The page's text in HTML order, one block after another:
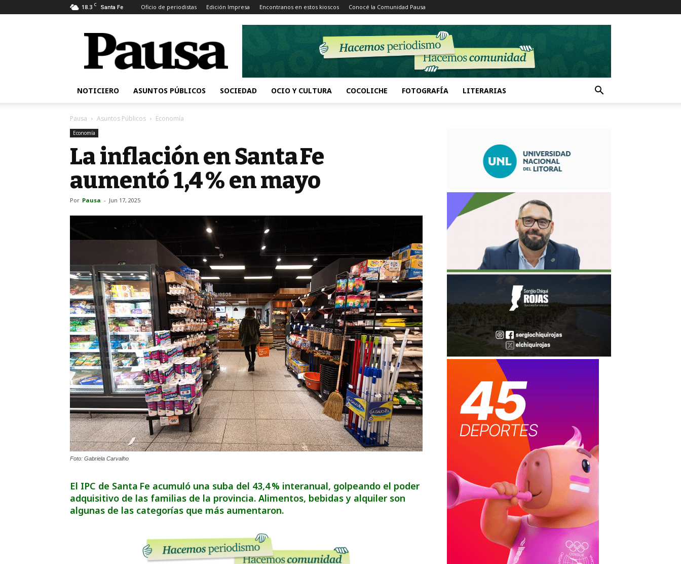
18.3 C Santa Fe Oficio de periodistas Edición Impresa Encontranos en estos kioscos Conocé la Comunidad Pausa
Pausa
NOTICIERO ASUNTOS PÚBLICOS SOCIEDAD OCIO Y CULTURA COCOLICHE FOTOGRAFÍA LITERARIAS
Pausa Asuntos Públicos Economía
Economía
La inflación en Santa Fe
aumentó 1,4 % en mayo
Por Pausa - Jun 17, 2025
Foto: Gabriela Carvalho
El IPC de Santa Fe acumuló una suba del 43,4 % interanual, golpeando el poder
adquisitivo de las familias de la provincia. Alimentos, bebidas y alquiler son
algunas de las categorías que más aumentaron.